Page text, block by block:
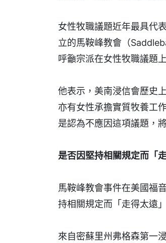
女性牧職議題近年最具代
立的馬鞍峰教會（
呼籲宗派在女性牧職議題
他表示，美南浸信會歷史
亦有女性承擔實質牧養工
是認為不應因這項議題，
是否因堅持相關規定而「
馬鞍峰教會事件在美國福
持相關規定而「走得太遠
來自密蘇里州弗格森第